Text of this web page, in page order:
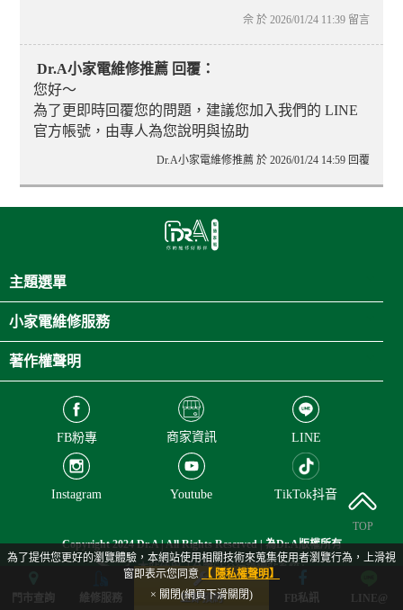
佘 於 2026/01/24 11:39 留言
Dr.A小家電維修推薦 回覆：
您好～
為了更即時回覆您的問題，建議您加入我們的 LINE
官方帳號，由專人為您說明與協助
Dr.A小家電維修推薦 於 2026/01/24 14:59 回覆
主題選單
小家電維修服務
著作權聲明
FB粉專 商家資訊 LINE
Instagram Youtube TikTok抖音
Copyright 2024 Dr.A | All Rights Reserved | 為Dr.A版權所有
本站使用「允騰SEO行銷網站系統」
門市查詢 維修服務 立即預約 FB私訊 LINE@
為了提供您更好的瀏覽體驗，本網站使用相關技術來蒐集使用者瀏覽行為，上滑視
窗即表示您同意【 隱私權聲明】
× 關閉(網頁下滑關閉)
TOP